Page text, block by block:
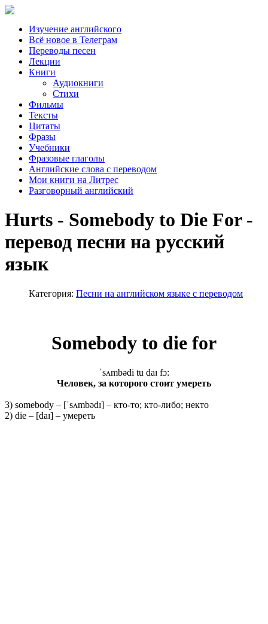
Изучение английского
Всё новое в Телеграм
Переводы песен
Лекции
Книги
Аудиокниги
Стихи
Фильмы
Тексты
Цитаты
Фразы
Учебники
Фразовые глаголы
Английские слова с переводом
Мои книги на Литрес
Разговорный английский
Hurts - Somebody to Die For -
перевод песни на русский
язык
Категория: Песни на английском языке с переводом
Somebody to die for
ˈsʌmbədi tu daɪ fɔ:
Человек, за которого стоит умереть
3) somebody – [ˈsʌmbədɪ] – кто-то; кто-либо; некто
2) die – [daɪ] – умереть